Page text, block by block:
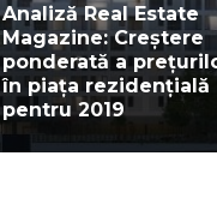
Analiză Real Estate
Magazine: Creștere
ponderată a
în piața rezidențială
pentru 2019